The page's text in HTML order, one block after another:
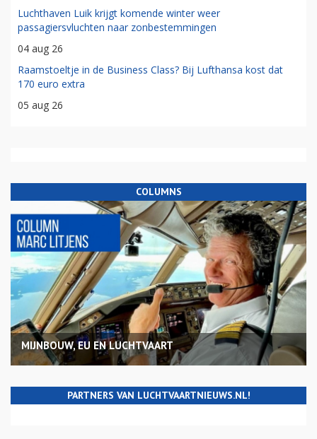
Luchthaven Luik krijgt komende winter weer
passagiersvluchten naar zonbestemmingen
04 aug 26
Raamstoeltje in de Business Class? Bij Lufthansa kost dat
170 euro extra
05 aug 26
COLUMNS
MIJNBOUW, EU EN LUCHTVAART
PARTNERS VAN LUCHTVAARTNIEUWS.NL!